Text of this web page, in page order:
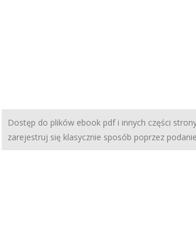
Dostęp do plików ebook pdf i innych części
zarejestruj się klasycznie sposób poprzez